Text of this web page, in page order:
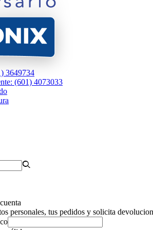
3649734
(601) 4073033
personales, tus pedidos y solicita